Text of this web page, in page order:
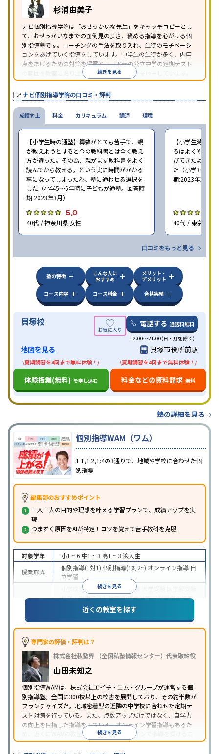
杉浦由美子
ナビ個別指導学院は「おせっかいな先生」をキャッチコピーとし
て、おせっかいなまでの面倒見のよさ、褒める指導を心がける個
別指導塾です。コーチングの手法を取り入れ、生徒のモチベーシ
ョンをあげていく指導をしています。中学生の生徒が多く、内申
点をあげるための対策を得意とし、地元の公立中学の定期テスト
の範囲を教室に貼り出すなど手厚く学習をフォローしています。
オリジナルテキストを使用しており、特に英語は各教科書に合わ
せたテキストを使った「先取り学習」で理解度を深められます。
続きを見る
ナビ個別指導学院の口コミ・評判
成績向上
【小学生時の通塾】算数がとても苦手で、親
が教えようとすると今の教科書とは全く教え
方が違った。その為、親がまず教科書をよく
読んでから教える。という実に時間がかかる
事になってしまった為、塾に通わせる選択を
した（小学5〜6年時に子どもが通塾。回答時
期:2023年3月）
5.0
40代 / 神奈川県 女性
【小学生時の通
ろはよくやり方
びてきたようで
た（小学3〜6年
期:2023年3月）
40代 / 東京都 女
口コミをもっと見る
料金 カリキュラム 講師 環境
塾の特徴
こんな人に
おすすめ
メリット・
デメリット
コース内容
コース料金 合格実績
貝塚校 電話する 通話料無料
12:00～21:00(日・月を除く)
地図を見る 貝塚市役所前駅
\夏期講習を4回まで無料体験！/
体験授業(無料) を申し込む
\夏期講習を4回まで無料体験！/
料金などの資料請求 無料
塾の詳細を見る
個別指導WAM（ワム）
1:1,1:2,1:4の3通りで、地域や学校に合わせた個
別指導
編集部のおすすめポイント
一人一人の目的や理想を叶える学習プランで、成績アップを実
現
つまずく原因をAIが特定！コツを覚えて苦手教科を克服
続きを見る
対象学年 小1 ~ 6 中1 ~ 3 高1 ~ 3 浪人生
授業形式
個別指導(1対1) 個別指導(1対2~) オンライン指導 自
立学習
小学校受験 中学受験 高校受験
授業・定期テスト対策内申点対策学習習慣の定着
総合型選抜(旧AO)対策推薦入試対策
数学特化
特徴
中高一貫校生に対応
応
1科目から受講可能
※2023年3月調査。小学校高学年の個別指導塾アンケート調査方法を参
近くの教室を探す
専門家の評価・評判は？
株式会社私塾界 （全国私塾情報センター）代表取締役
山田未知之
個別指導WAMは、株式会社エイチ・エム・グループが運営する個
別指導塾。全国に300校以上の校舎を展開しており、その約半数が
フランチャイズだ。地域密着型の近隣の中学校に合わせた定期テ
スト対策を行っている。また、点数アップだけではなく、自学力
の向上を目指した指導をしている。オンライン学習指導もあるた
め、近くにWAMの教室がなくても、オンラインで指導を受けるこ
とができる。
続きを見る